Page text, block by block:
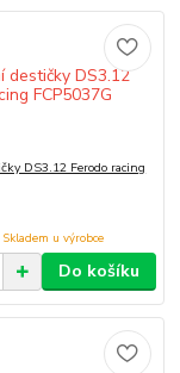
DS3.12 Ferodo racing
Do košíku